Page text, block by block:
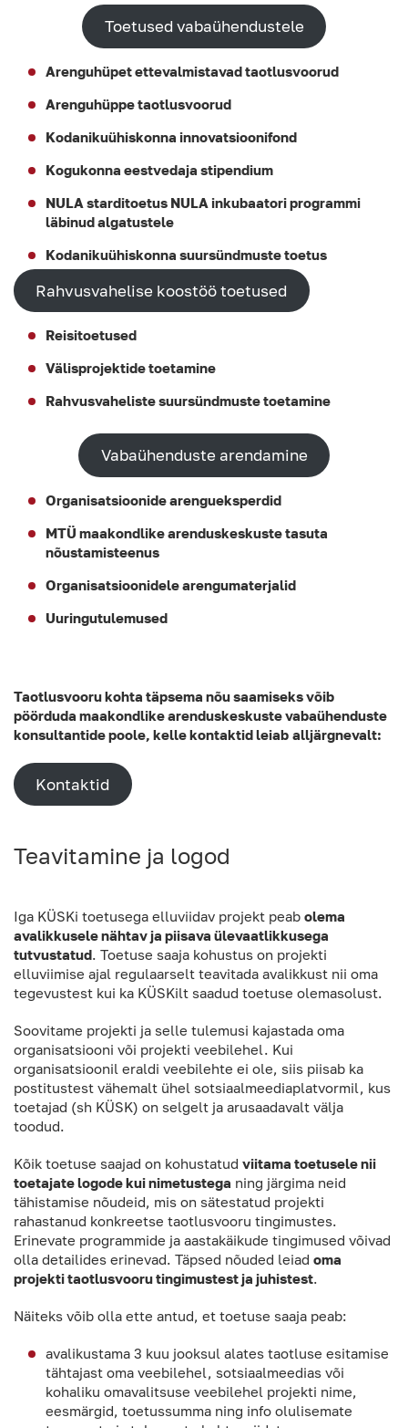
Toetused vabaühendustele
Arenguhüpet ettevalmistavad taotlusvoorud
Arenguhüppe taotlusvoorud
Kodanikuühiskonna innovatsioonifond
Kogukonna eestvedaja stipendium
NULA starditoetus NULA inkubaatori programmi
läbinud algatustele
Kodanikuühiskonna suursündmuste toetus
Rahvusvahelise koostöö toetused
Reisitoetused
Välisprojektide toetamine
Rahvusvaheliste suursündmuste toetamine
Vabaühenduste arendamine
Organisatsioonide arengueksperdid
MTÜ maakondlike arenduskeskuste tasuta
nõustamisteenus
Organisatsioonidele arengumaterjalid
Uuringutulemused
Taotlusvooru kohta täpsema nõu saamiseks võib
pöörduda maakondlike arenduskeskuste vabaühenduste
konsultantide poole, kelle kontaktid leiab alljärgnevalt:
Kontaktid
Teavitamine ja logod
Iga KÜSKi toetusega elluviidav projekt peab olema
avalikkusele nähtav ja piisava ülevaatlikkusega
tutvustatud. Toetuse saaja kohustus on projekti
elluviimise ajal regulaarselt teavitada avalikkust nii oma
tegevustest kui ka KÜSKilt saadud toetuse olemasolust.
Soovitame projekti ja selle tulemusi kajastada oma
organisatsiooni või projekti veebilehel. Kui
organisatsioonil eraldi veebilehte ei ole, siis piisab ka
postitustest vähemalt ühel sotsiaalmeediaplatvormil, kus
toetajad (sh KÜSK) on selgelt ja arusaadavalt välja
toodud.
Kõik toetuse saajad on kohustatud viitama toetusele nii
toetajate logode kui nimetustega ning järgima neid
tähistamise nõudeid, mis on sätestatud projekti
rahastanud konkreetse taotlusvooru tingimustes.
Erinevate programmide ja aastakäikude tingimused võivad
olla detailides erinevad. Täpsed nõuded leiad oma
projekti taotlusvooru tingimustest ja juhistest.
Näiteks võib olla ette antud, et toetuse saaja peab:
avalikustama 3 kuu jooksul alates taotluse esitamise
tähtajast oma veebilehel, sotsiaalmeedias või
kohaliku omavalitsuse veebilehel projekti nime,
eesmärgid, toetussumma ning info olulisemate